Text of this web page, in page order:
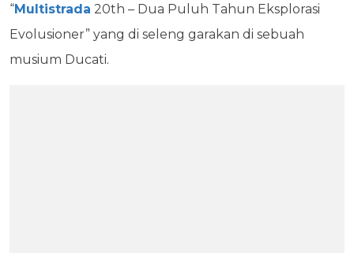
“Multistrada 20th – Dua Puluh Tahun Eksplorasi
Evolusioner” yang di seleng garakan di sebuah
musium Ducati.